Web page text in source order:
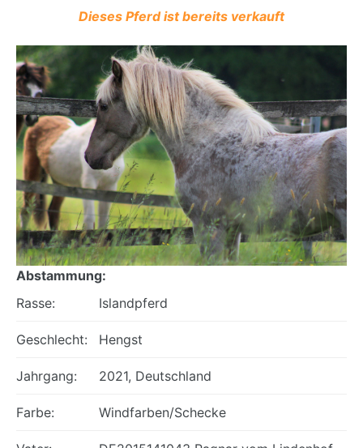
Dieses Pferd ist bereits verkauft
Abstammung:
Rasse:
Islandpferd
Geschlecht: Hengst
Jahrgang: 2021, Deutschland
Farbe: Windfarben/Schecke